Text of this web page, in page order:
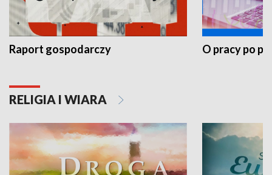
Raport gospodarczy O pracy po
RELIGIA I WIARA